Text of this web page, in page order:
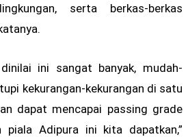
serta berkas-berkas
ini sangat banyak, mudah-
kekurangan-kekurangan di satu
dapat mencapai passing grade
piala Adipura ini kita dapatkan,”